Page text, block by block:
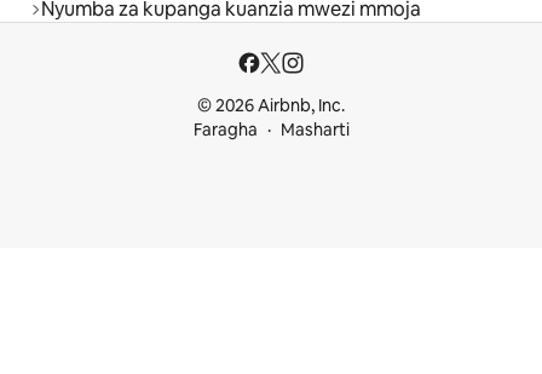
Nyumba za kupanga kuanzia mwezi mmoja
© 2026 Airbnb, Inc.
Faragha
Masharti